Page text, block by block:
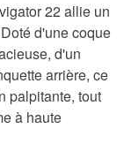
22 allie un
d'une coque
d'un
arrière, ce
palpitante, tout
à haute